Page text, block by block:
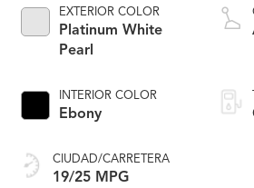
EXTERIOR COLOR
Platinum White
Pearl
INTERIOR COLOR
Ebony
CIUDAD/CARRETERA
19/25 MPG